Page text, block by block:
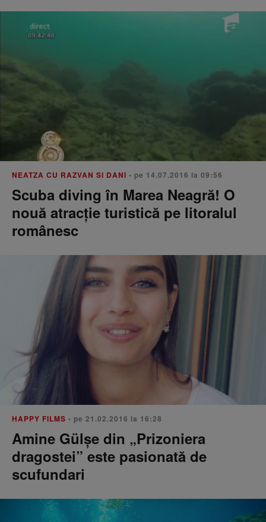
NEATZA CU RAZVAN SI DANI • pe 14.07.2016 la 09:56
Scuba diving în Marea Neagră! O
nouă atracţie turistică pe litoralul
românesc
HAPPY FILMS • pe 21.02.2016 la 16:28
Amine Gülșe din „Prizoniera
dragostei” este pasionată de
scufundari